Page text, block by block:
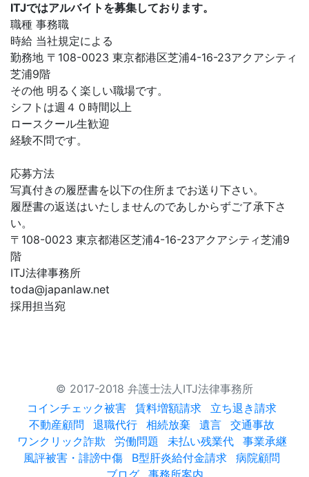
ITJではアルバイトを募集しております。
職種 事務職
時給 当社規定による
勤務地 〒108-0023 東京都港区芝浦4-16-23アクアシティ
芝浦9階
その他 明るく楽しい職場です。
シフトは週４０時間以上
ロースクール生歓迎
経験不問です。
応募方法
写真付きの履歴書を以下の住所までお送り下さい。
履歴書の返送はいたしませんのであしからずご了承下さ
い。
〒108-0023 東京都港区芝浦4-16-23アクアシティ芝浦9
階
ITJ法律事務所
toda@japanlaw.net
採用担当宛
© 2017-2018 弁護士法人ITJ法律事務所
コインチェック被害
賃料増額請求
立ち退き請求
不動産顧問
退職代行 相続放棄 遺言
交通事故
ワンクリック詐欺
労働問題 未払い残業代
事業承継
風評被害・誹謗中傷
B型肝炎給付金請求
病院顧問
ブログ
事務所案内